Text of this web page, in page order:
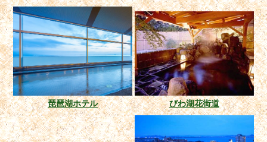
琵琶湖ホテル びわ湖花街道